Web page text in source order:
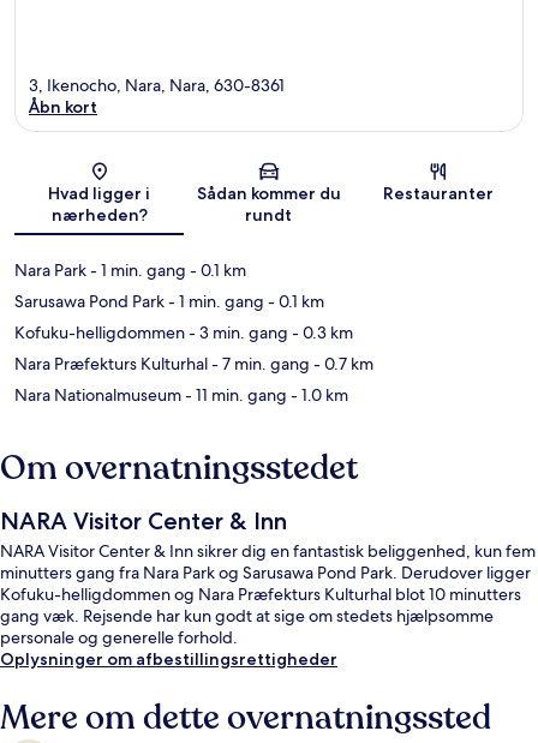
Kort
3, Ikenocho, Nara, Nara, 630-8361
Åbn kort
Hvad ligger i
nærheden?
Sådan kommer du
rundt
Restauranter
Nara Park- 1 min. gang - 0.1 km
Sarusawa Pond Park- 1 min. gang - 0.1 km
Kofuku-helligdommen- 3 min. gang - 0.3 km
Nara Præfekturs Kulturhal- 7 min. gang - 0.7 km
Nara Nationalmuseum- 11 min. gang - 1.0 km
Om overnatningsstedet
NARA Visitor Center & Inn
NARA Visitor Center & Inn sikrer dig en fantastisk beliggenhed, kun fem
minutters gang fra Nara Park og Sarusawa Pond Park. Derudover ligger
Kofuku-helligdommen og Nara Præfekturs Kulturhal blot 10 minutters
gang væk. Rejsende har kun godt at sige om stedets hjælpsomme
personale og generelle forhold.
Oplysninger om afbestillingsrettigheder
Mere om dette overnatningssted